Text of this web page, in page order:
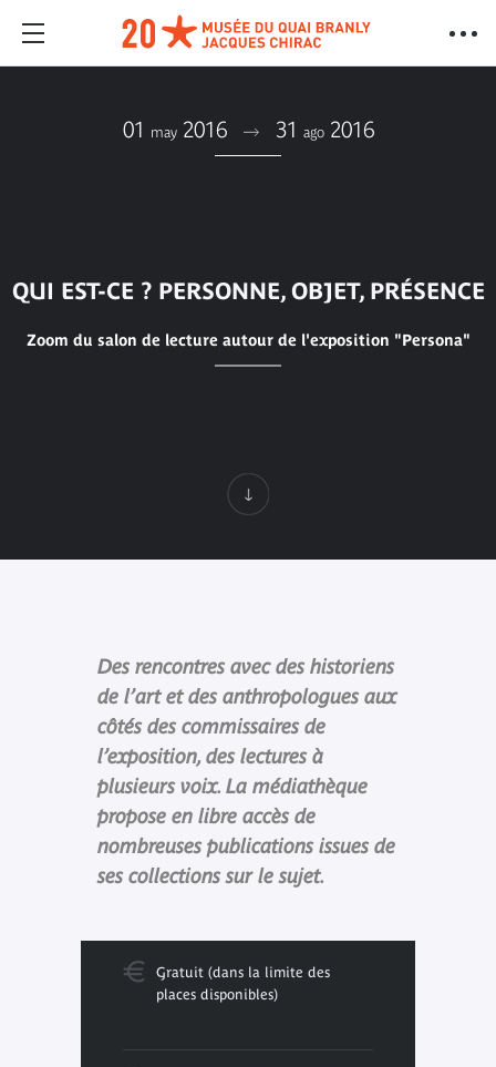
01 may 2016 31 ago 2016
QUI EST-CE ? PERSONNE, OBJET, PRÉSENCE
Zoom du salon de lecture autour de l'exposition "Persona"
Des rencontres avec des historiens
de l’art et des anthropologues aux
côtés des commissaires de
l’exposition, des lectures à
plusieurs voix. La médiathèque
propose en libre accès de
nombreuses publications issues de
ses collections sur le sujet.
Gratuit (dans la limite des
places disponibles)